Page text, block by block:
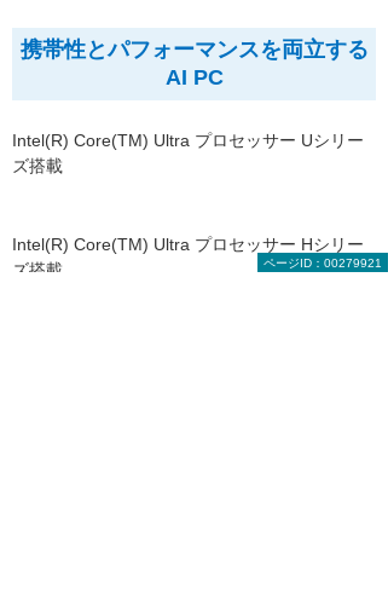
携帯性とパフォーマンスを両立する
AI PC
Intel(R) Core(TM) Ultra プロセッサー Uシリー
ズ搭載
Intel(R) Core(TM) Ultra プロセッサー Hシリー
ズ搭載
ページID：00279921